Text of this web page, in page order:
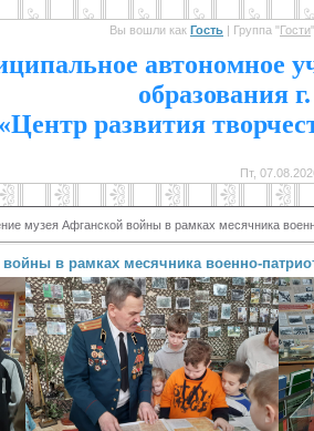
Вы вошли как Гость | Группа "Гости"
автономное
образования
«Центр развития
Пт,
музея Афганской войны в рамках месячника
в рамках месячника военно-